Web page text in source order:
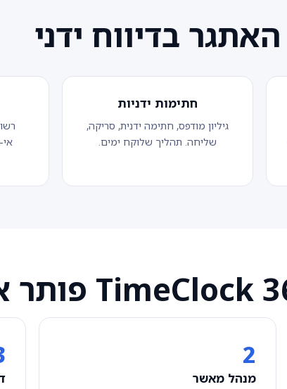
האתגר בדיווח ידני
חתימות ידניות
גיליון מודפס, חתימה ידנית, סריקה,
שליחה. תהליך שלוקח ימים.
2
מנהל מאשר